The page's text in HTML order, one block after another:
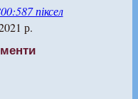
піксел
р.